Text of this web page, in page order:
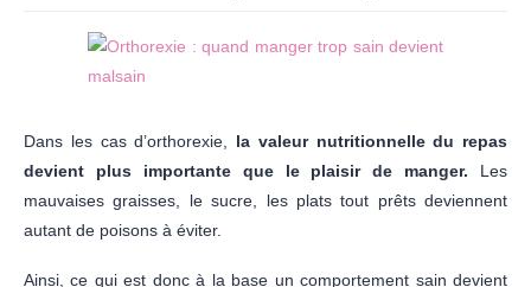
Dans les cas d’orthorexie, la valeur nutritionnelle du repas
devient plus importante que le plaisir de manger. Les
mauvaises graisses, le sucre, les plats tout prêts deviennent
autant de poisons à éviter.
Ainsi, ce qui est donc à la base un comportement sain devient